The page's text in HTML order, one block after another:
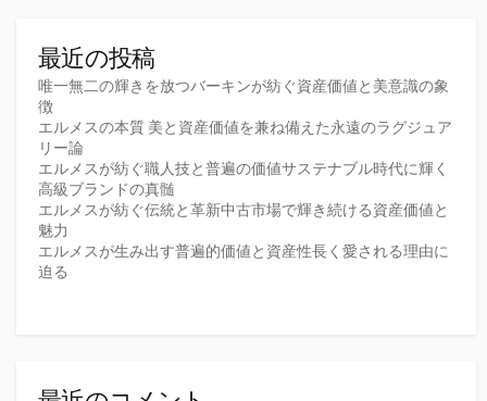
り
最近の投稿
唯一無二の輝きを放つバーキンが紡ぐ資産価値と美意識の象
徴
エルメスの本質 美と資産価値を兼ね備えた永遠のラグジュア
リー論
エルメスが紡ぐ職人技と普遍の価値サステナブル時代に輝く
高級ブランドの真髄
エルメスが紡ぐ伝統と革新中古市場で輝き続ける資産価値と
魅力
エルメスが生み出す普遍的価値と資産性長く愛される理由に
迫る